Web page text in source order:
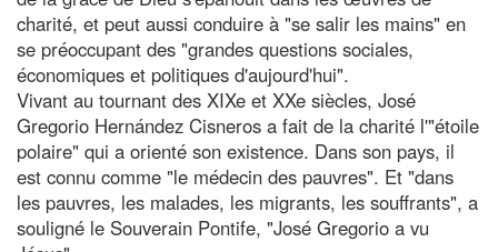
charité, et peut aussi conduire à "se salir les mains" en
se préoccupant des "grandes questions sociales,
économiques et politiques d'aujourd'hui".
Vivant au tournant des XIXe et XXe siècles, José
Gregorio Hernández Cisneros a fait de la charité l'"étoile
polaire" qui a orienté son existence. Dans son pays, il
est connu comme "le médecin des pauvres". Et "dans
les pauvres, les malades, les migrants, les souffrants", a
souligné le Souverain Pontife, "José Gregorio a vu